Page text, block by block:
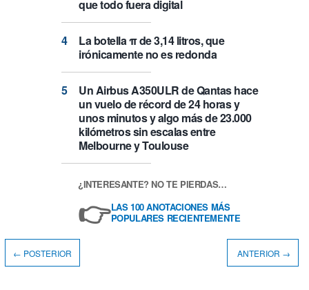
que todo fuera digital
La botella π de 3,14 litros, que
irónicamente no es redonda
Un Airbus A350ULR de Qantas hace
un vuelo de récord de 24 horas y
unos minutos y algo más de 23.000
kilómetros sin escalas entre
Melbourne y Toulouse
¿INTERESANTE? NO TE PIERDAS…
👉LAS 100 ANOTACIONES MÁS
POPULARES RECIENTEMENTE
← POSTERIOR ANTERIOR →